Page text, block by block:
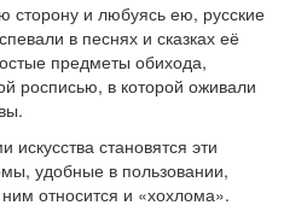
и любуясь ею, русские
в песнях и сказках её
предметы обихода,
росписью, в которой оживали
становятся эти
удобные в пользовании,
относится и «хохлома».